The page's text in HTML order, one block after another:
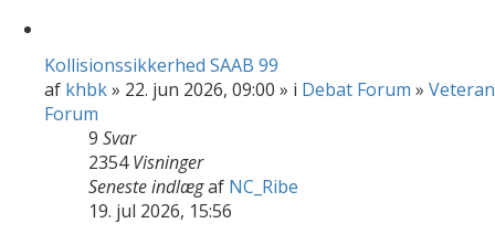
Kollisionssikkerhed SAAB 99
af khbk» 22. jun 2026, 09:00 » i Debat Forum » Veteran
Forum
9 Svar
2354Visninger
Seneste indlægaf NC_Ribe
19. jul 2026, 15:56